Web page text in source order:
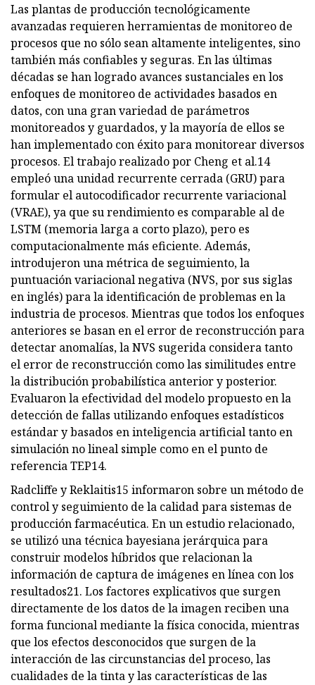
Las plantas de producción tecnológicamente
avanzadas requieren herramientas de monitoreo de
procesos que no sólo sean altamente inteligentes, sino
también más confiables y seguras. En las últimas
décadas se han logrado avances sustanciales en los
enfoques de monitoreo de actividades basados ​​en
datos, con una gran variedad de parámetros
monitoreados y guardados, y la mayoría de ellos se
han implementado con éxito para monitorear diversos
procesos. El trabajo realizado por Cheng et al.14
empleó una unidad recurrente cerrada (GRU) para
formular el autocodificador recurrente variacional
(VRAE), ya que su rendimiento es comparable al de
LSTM (memoria larga a corto plazo), pero es
computacionalmente más eficiente. Además,
introdujeron una métrica de seguimiento, la
puntuación variacional negativa (NVS, por sus siglas
en inglés) para la identificación de problemas en la
industria de procesos. Mientras que todos los enfoques
anteriores se basan en el error de reconstrucción para
detectar anomalías, la NVS sugerida considera tanto
el error de reconstrucción como las similitudes entre
la distribución probabilística anterior y posterior.
Evaluaron la efectividad del modelo propuesto en la
detección de fallas utilizando enfoques estadísticos
estándar y basados ​​en inteligencia artificial tanto en
simulación no lineal simple como en el punto de
referencia TEP14.
Radcliffe y Reklaitis15 informaron sobre un método de
control y seguimiento de la calidad para sistemas de
producción farmacéutica. En un estudio relacionado,
se utilizó una técnica bayesiana jerárquica para
construir modelos híbridos que relacionan la
información de captura de imágenes en línea con los
resultados21. Los factores explicativos que surgen
directamente de los datos de la imagen reciben una
forma funcional mediante la física conocida, mientras
que los efectos desconocidos que surgen de la
interacción de las circunstancias del proceso, las
cualidades de la tinta y las características de las